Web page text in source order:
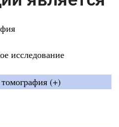
исследование
(+)